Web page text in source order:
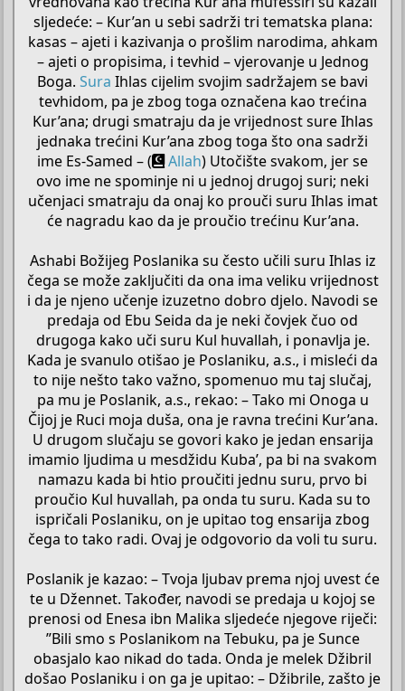
sljedeće: – Kur’an u sebi sadrži tri tematska plana:
kasas – ajeti i kazivanja o prošlim narodima, ahkam
– ajeti o propisima, i tevhid – vjerovanje u Jednog
Boga. Sura Ihlas cijelim svojim sadržajem se bavi
tevhidom, pa je zbog toga označena kao trećina
Kur’ana; drugi smatraju da je vrijednost sure Ihlas
jednaka trećini Kur’ana zbog toga što ona sadrži
ime Es-Samed – (
Allah) Utočište svakom, jer se
ovo ime ne spominje ni u jednoj drugoj suri; neki
učenjaci smatraju da onaj ko prouči suru Ihlas imat
će nagradu kao da je proučio trećinu Kur’ana.
Ashabi Božijeg Poslanika su često učili suru Ihlas iz
čega se može zaključiti da ona ima veliku vrijednost
i da je njeno učenje izuzetno dobro djelo. Navodi se
predaja od Ebu Seida da je neki čovjek čuo od
drugoga kako uči suru Kul huvallah, i ponavlja je.
Kada je svanulo otišao je Poslaniku, a.s., i misleći da
to nije nešto tako važno, spomenuo mu taj slučaj,
pa mu je Poslanik, a.s., rekao: – Tako mi Onoga u
Čijoj je Ruci moja duša, ona je ravna trećini Kur’ana.
U drugom slučaju se govori kako je jedan ensarija
imamio ljudima u mesdžidu Kuba’, pa bi na svakom
namazu kada bi htio proučiti jednu suru, prvo bi
proučio Kul huvallah, pa onda tu suru. Kada su to
ispričali Poslaniku, on je upitao tog ensarija zbog
čega to tako radi. Ovaj je odgovorio da voli tu suru.
Poslanik je kazao: – Tvoja ljubav prema njoj uvest će
te u Džennet. Također, navodi se predaja u kojoj se
prenosi od Enesa ibn Malika sljedeće njegove riječi:
”Bili smo s Poslanikom na Tebuku, pa je Sunce
obasjalo kao nikad do tada. Onda je melek Džibril
došao Poslaniku i on ga je upitao: – Džibrile, zašto je